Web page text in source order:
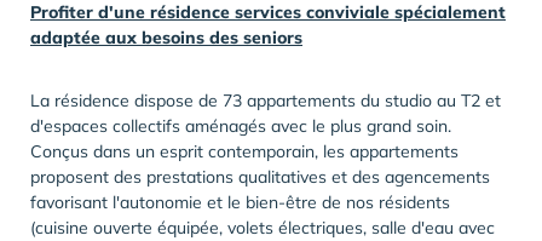
Profiter d'une résidence services conviviale spécialement
adaptée aux besoins des seniors
La résidence dispose de 73 appartements du studio au T2 et
d'espaces collectifs aménagés avec le plus grand soin.
Conçus dans un esprit contemporain, les appartements
proposent des prestations qualitatives et des agencements
favorisant l'autonomie et le bien-être de nos résidents
(cuisine ouverte équipée, volets électriques, salle d'eau avec